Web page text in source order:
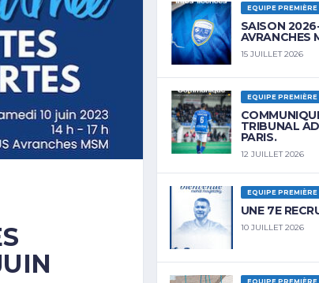
EQUIPE PREMIÈRE
SAISON
AVRANCHES
15 JUILLET 2026
EQUIPE PREMIÈRE
TRIBUNAL
PARIS.
12 JUILLET 2026
EQUIPE PREMIÈRE
UNE 7E
10 JUILLET 2026
EQUIPE PREMIÈRE